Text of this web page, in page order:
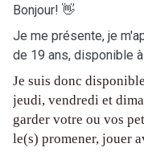
Bonjour! 👋
Je me présente, je
de 19 ans, disponible
Je suis donc
jeudi, vendredi et
garder votre ou vos
le(s) promener, jouer